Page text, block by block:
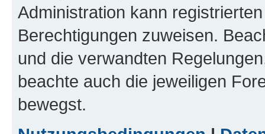
Administration kann
Berechtigungen zuweisen.
und die verwandten
beachte auch die jeweiligen
bewegst.